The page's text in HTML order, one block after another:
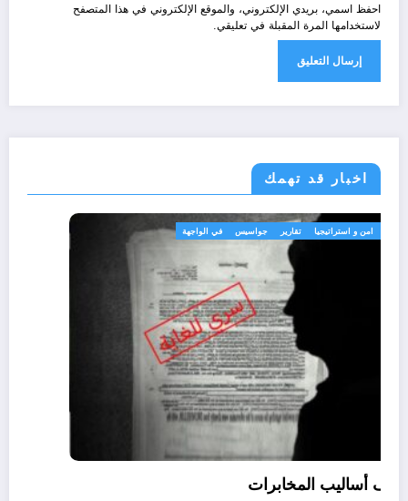
احفظ اسمي، بريدي الإلكتروني، والموقع الإلكتروني في هذا المتصفح
لاستخدامها المرة المقبلة في تعليقي.
اخبار قد تهمك
اسرار امن و استراتيجيا تقارير جواسيس في الواجهة
كشف أساليب المخابرات